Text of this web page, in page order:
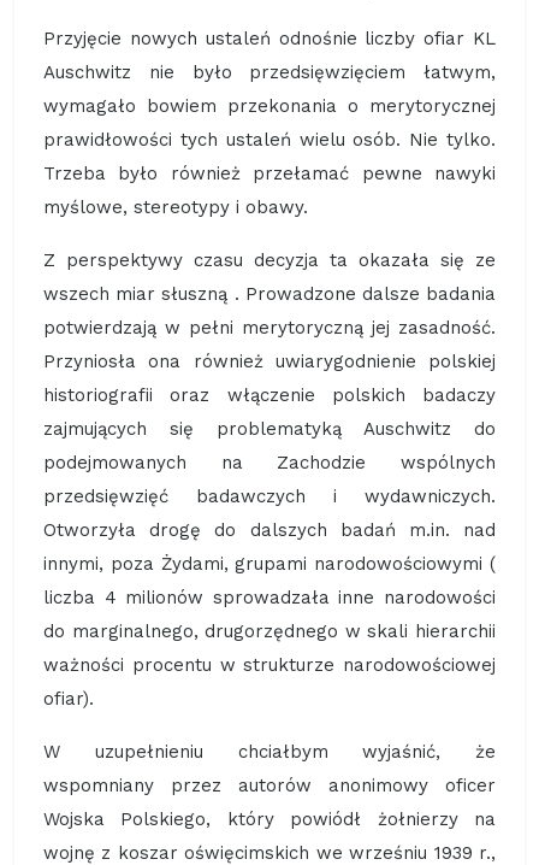
Przyjęcie nowych ustaleń odnośnie liczby ofiar KL
Auschwitz nie było przedsięwzięciem łatwym,
wymagało bowiem przekonania o merytorycznej
prawidłowości tych ustaleń wielu osób. Nie tylko.
Trzeba było również przełamać pewne nawyki
myślowe, stereotypy i obawy.
Z perspektywy czasu decyzja ta okazała się ze
wszech miar słuszną . Prowadzone dalsze badania
potwierdzają w pełni merytoryczną jej zasadność.
Przyniosła ona również uwiarygodnienie polskiej
historiografii oraz włączenie polskich badaczy
zajmujących się problematyką Auschwitz do
podejmowanych na Zachodzie wspólnych
przedsięwzięć badawczych i wydawniczych.
Otworzyła drogę do dalszych badań m.in. nad
innymi, poza Żydami, grupami narodowościowymi (
liczba 4 milionów sprowadzała inne narodowości
do marginalnego, drugorzędnego w skali hierarchii
ważności procentu w strukturze narodowościowej
ofiar).
W uzupełnieniu chciałbym wyjaśnić, że
wspomniany przez autorów anonimowy oficer
Wojska Polskiego, który powiódł żołnierzy na
wojnę z koszar oświęcimskich we wrześniu 1939 r.,